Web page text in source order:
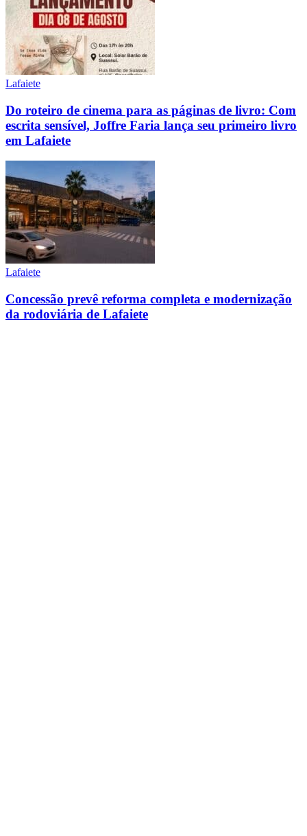
Lafaiete
Do roteiro de cinema para as páginas de livro: Com
escrita sensível, Joffre Faria lança seu primeiro livro
em Lafaiete
Lafaiete
Concessão prevê reforma completa e modernização
da rodoviária de Lafaiete